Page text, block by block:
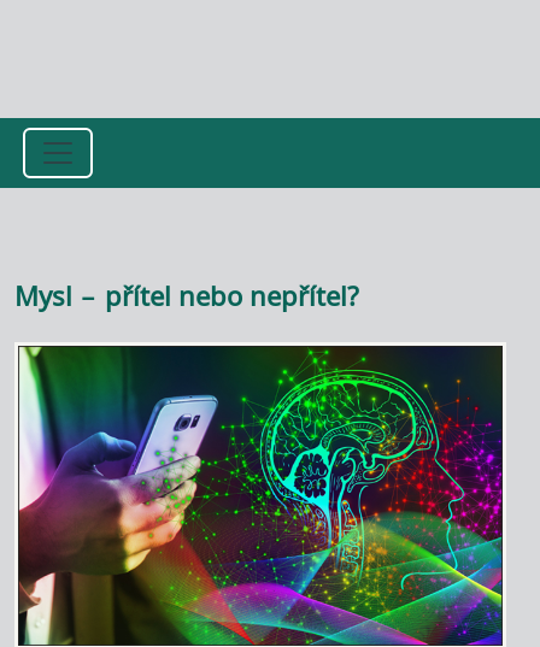
Přejít k hlavnímu obsahu
Mysl – přítel nebo nepřítel?